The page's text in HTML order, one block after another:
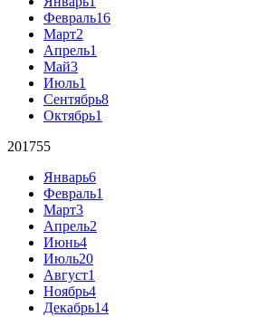
Февраль16
Март2
Апрель1
Май3
Июль1
Сентябрь8
Октябрь1
201755
Январь6
Февраль1
Март3
Апрель2
Июнь4
Июль20
Август1
Ноябрь4
Декабрь14